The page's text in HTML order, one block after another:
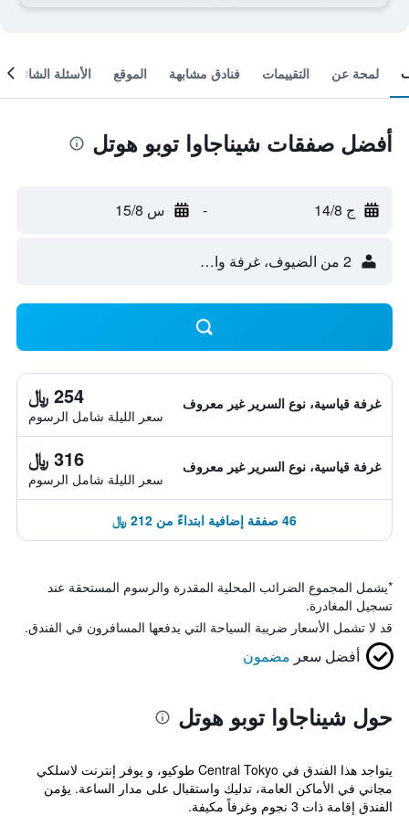
لمحة عن التقييمات فنادق مشابهة الموقع الأسئلة الشائعة
أفضل صفقات شيناجاوا توبو هوتل
ج 14/8 - س 15/8
2 من الضيوف، غرفة واحدة
غرفة قياسية، نوع السرير غير معروف 254 ﷼
سعر الليلة شامل الرسوم
غرفة قياسية، نوع السرير غير معروف 316 ﷼
سعر الليلة شامل الرسوم
46 صفقة إضافية ابتداءً من 212 ﷼
*يشمل المجموع الضرائب المحلية المقدرة والرسوم المستحقة عند
تسجيل المغادرة.
قد لا تشمل الأسعار ضريبة السياحة التي يدفعها المسافرون في الفندق.
أفضل سعر مضمون
حول شيناجاوا توبو هوتل
يتواجد هذا الفندق في Central Tokyo طوكيو، و يوفر إنترنت لاسلكي
مجاني في الأماكن العامة، تدليك واستقبال على مدار الساعة. يؤمن
الفندق إقامة ذات 3 نجوم وغرفاً مكيفة.